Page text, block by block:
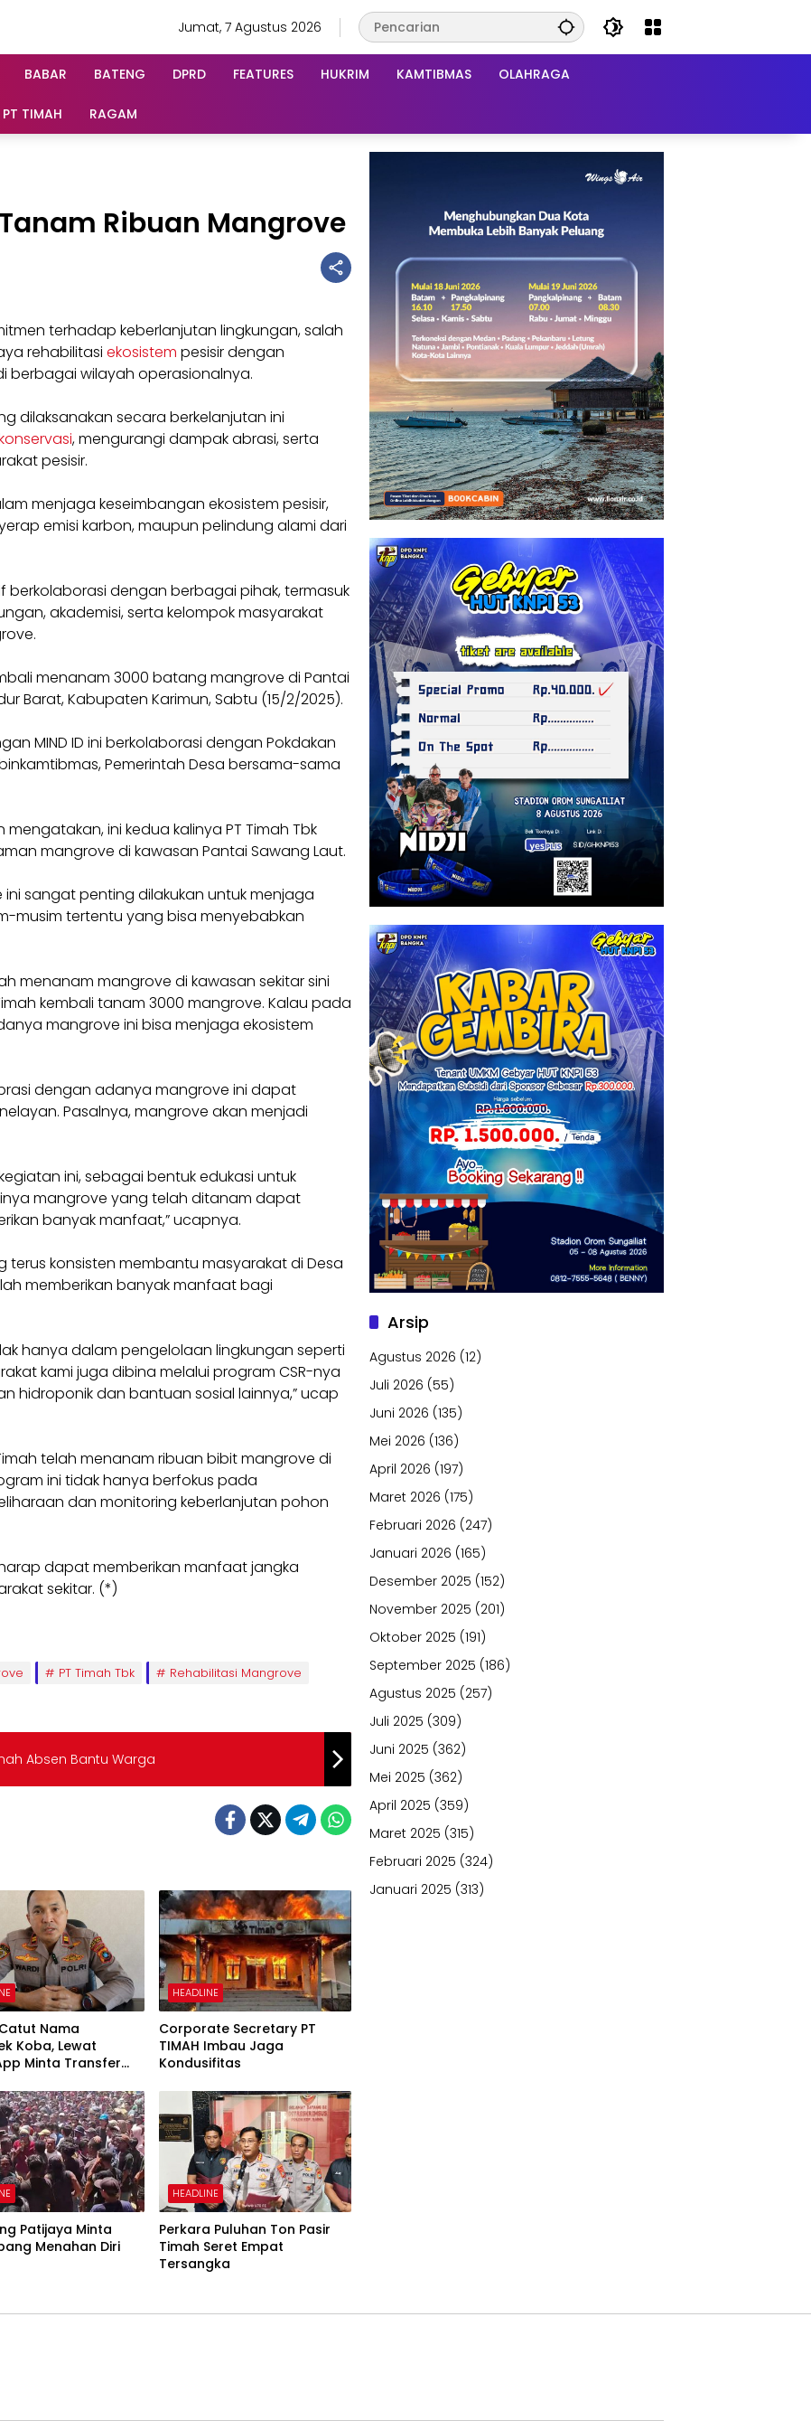
Jumat, 7 Agustus 2026
BABAR BATENG DPRD FEATURES HUKRIM KAMTIBMAS OLAHRAGA
PT TIMAH RAGAM
Ribuan Mangrove
terhadap keberlanjutan lingkungan, salah
rehabilitasi ekosistem pesisir dengan
berbagai wilayah operasionalnya.
dilaksanakan secara berkelanjutan ini
, mengurangi dampak abrasi, serta
pesisir.
menjaga keseimbangan ekosistem pesisir,
emisi karbon, maupun pelindung alami dari
berkolaborasi dengan berbagai pihak, termasuk
akademisi, serta kelompok masyarakat
menanam 3000 batang mangrove di Pantai
Barat, Kabupaten Karimun, Sabtu (15/2/2025).
MIND ID ini berkolaborasi dengan Pokdakan
Pemerintah Desa bersama-sama
ini kedua kalinya PT Timah Tbk
mangrove di kawasan Pantai Sawang Laut.
sangat penting dilakukan untuk menjaga
musim tertentu yang bisa menyebabkan
menanam mangrove di kawasan sekitar sini
kembali tanam 3000 mangrove. Kalau pada
mangrove ini bisa menjaga ekosistem
dengan adanya mangrove ini dapat
Pasalnya, mangrove akan menjadi
ini, sebagai bentuk edukasi untuk
mangrove yang telah ditanam dapat
banyak manfaat,” ucapnya.
terus konsisten membantu masyarakat di Desa
memberikan banyak manfaat bagi
hanya dalam pengelolaan lingkungan seperti
kami juga dibina melalui program CSR-nya
hidroponik dan bantuan sosial lainnya,” ucap
telah menanam ribuan bibit mangrove di
ini tidak hanya berfokus pada
dan monitoring keberlanjutan pohon
dapat memberikan manfaat jangka
sekitar. (*)
PT Timah Tbk
Rehabilitasi Mangrove
Absen Bantu Warga
Nama
Koba, Lewat
Minta Transfer
HEADLINE
Corporate Secretary PT
TIMAH Imbau Jaga
Kondusifitas
Patijaya Minta
Menahan Diri
HEADLINE
Perkara Puluhan Ton Pasir
Timah Seret Empat
Tersangka
Arsip
Agustus 2026 (12)
Juli 2026 (55)
Juni 2026 (135)
Mei 2026 (136)
April 2026 (197)
Maret 2026 (175)
Februari 2026 (247)
Januari 2026 (165)
Desember 2025 (152)
November 2025 (201)
Oktober 2025 (191)
September 2025 (186)
Agustus 2025 (257)
Juli 2025 (309)
Juni 2025 (362)
Mei 2025 (362)
April 2025 (359)
Maret 2025 (315)
Februari 2025 (324)
Januari 2025 (313)